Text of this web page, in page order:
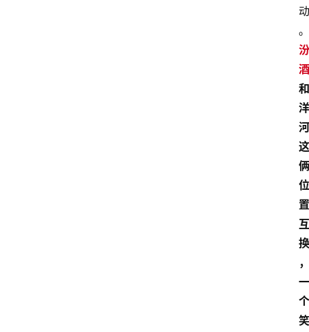
动
。
汾
酒
和
洋
河
这
俩
位
置
互
换
，
一
个
笑